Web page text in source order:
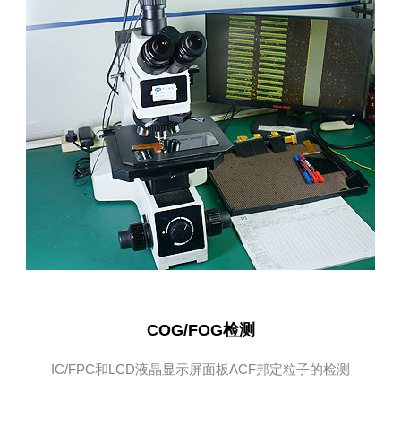
COG/FOG检测
IC/FPC和LCD液晶显示屏面板ACF邦定粒子的检测